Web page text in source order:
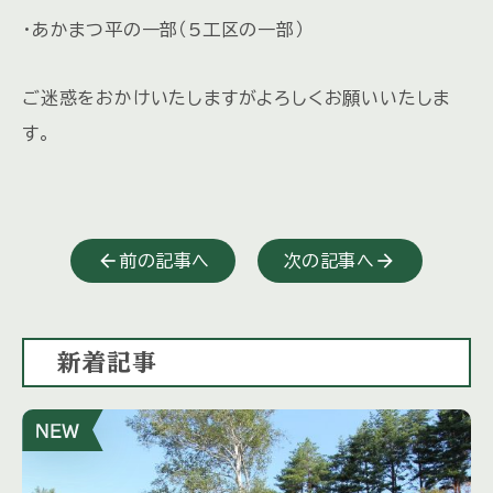
・あかまつ平の一部（5工区の一部）
ご迷惑をおかけいたしますがよろしくお願いいたしま
す。
前の記事へ 次の記事へ
新着記事